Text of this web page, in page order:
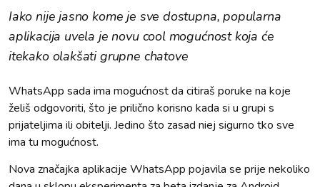
Iako nije jasno kome je sve dostupna, popularna
aplikacija uvela je novu cool mogućnost koja će
itekako olakšati grupne chatove
WhatsApp sada ima mogućnost da citiraš poruke na koje
želiš odgovoriti, što je prilično korisno kada si u grupi s
prijateljima ili obitelji. Jedino što zasad niej sigurno tko sve
ima tu mogućnost.
Nova značajka aplikacije WhatsApp pojavila se prije nekoliko